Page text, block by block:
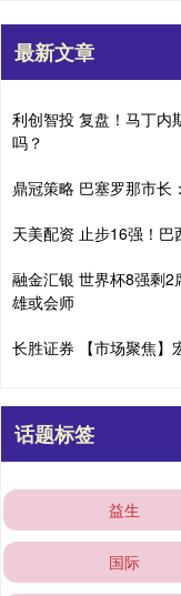
最新文章
利创智投 复盘！马丁内
吗？
鼎冠策略 巴塞罗那市长
天美配资 止步16强！巴
融金汇银 世界杯8强剩2
雄或会师
长胜证券 【市场聚焦】
话题标签
益生
国际